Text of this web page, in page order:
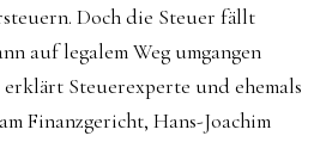
Doch die Steuer fällt
auf legalem Weg umgangen
Steuerexperte und ehemals
Finanzgericht, Hans-Joachim